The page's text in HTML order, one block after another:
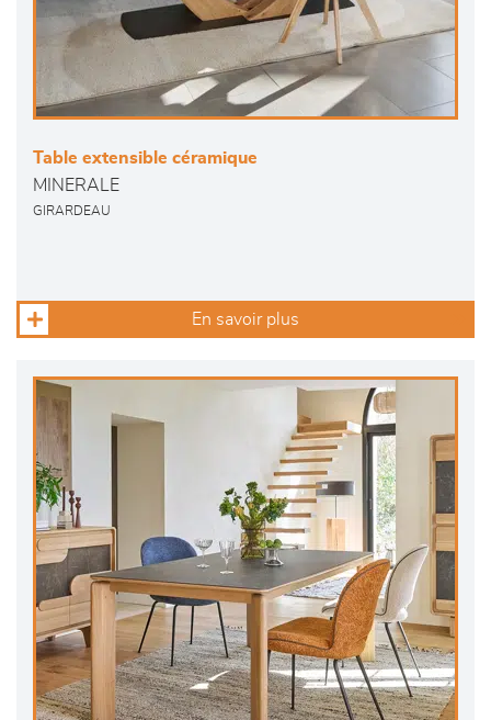
Table extensible céramique
MINERALE
GIRARDEAU
En savoir plus